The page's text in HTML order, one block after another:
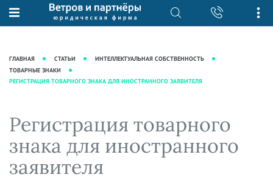
О нас
Рекомендации
фирмы
Кейсы
Вакансии
Юридические услуги
Интеллектуальная собственность
Сопровождение бизнеса
Ведение уголовных дел
Защита активов
База знаний
практики"
Статьи
Аудиоподкасты
Видеоподкасты
Справочная
ГЛАВНАЯ СТАТЬИ
ИНТЕЛЛЕКТУАЛЬНАЯ СОБСТВЕННОСТЬ
ТОВАРНЫЕ ЗНАКИ
РЕГИСТРАЦИЯ ТОВАРНОГО ЗНАКА ДЛЯ ИНОСТРАННОГО ЗАЯВИТЕЛЯ
Регистрация товарного
знака для иностранного
заявителя